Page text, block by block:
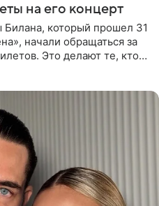
на его концерт
который прошел 31
начали обращаться за
Это делают те, кто